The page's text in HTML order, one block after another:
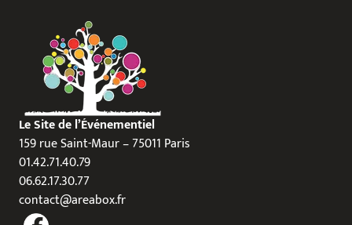
Le Site de l’Événementiel
159 rue Saint-Maur – 75011 Paris
01.42.71.40.79
06.62.17.30.77
contact@areabox.fr